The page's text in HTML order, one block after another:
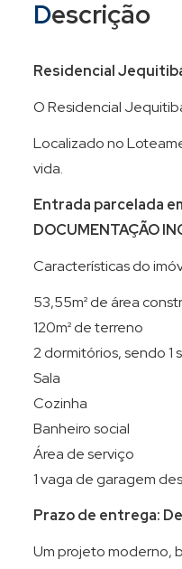
Descrição
Residencial
O Residencial
Localizado no
vida.
Entrada parcelada
DOCUMENTAÇÃO
Características do
53,55m² de área
120m² de terreno
2 dormitórios, sendo 1
Sala
Cozinha
Banheiro social
Área de serviço
1 vaga de garagem
Prazo de entrega:
Um projeto moderno,